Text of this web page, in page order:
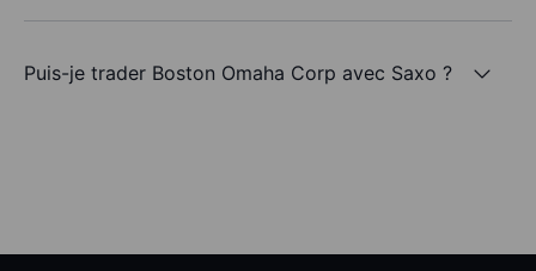
Puis-je trader Boston Omaha Corp avec Saxo ?